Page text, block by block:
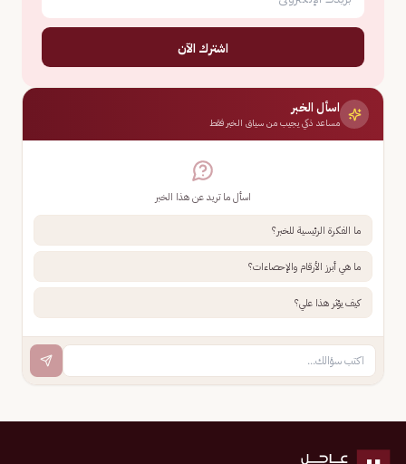
اشترك الآن
اسأل الخبر
مساعد ذكي يجيب من سياق الخبر فقط
اسأل ما تريد عن هذا الخبر
ما الفكرة الرئيسية للخبر؟
ما هي أبرز الأرقام والإحصاءات؟
كيف يؤثر هذا علي؟